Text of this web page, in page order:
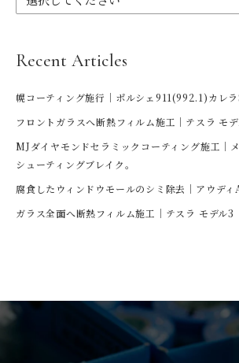
Recent Articles
幌コーティング施行｜ポルシェ911(992.1)カレラ
フロントガラスへ断熱フィルム施工｜テスラ モデ
MJダイヤモンドセラミックコーティング施工｜
シューティングブレイク。
腐食したウィンドウモールのシミ除去｜アウディ
ガラス全面へ断熱フィルム施工｜テスラ モデル3